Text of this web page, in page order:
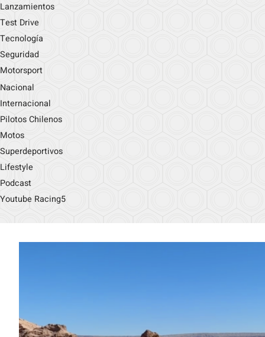
Lanzamientos
Test Drive
Tecnología
Seguridad
Motorsport
Nacional
Internacional
Pilotos Chilenos
Motos
Superdeportivos
Lifestyle
Podcast
Youtube Racing5